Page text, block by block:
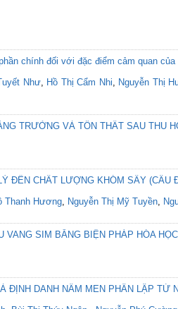
chính đối với đặc điểm cảm quan
Như, Hồ Thị Cẩm Nhi, Nguyễn Thị
TRƯỞNG VÀ TỔN THẤT SAU THU
ĐẾN CHẤT LƯỢNG KHÓM SẤY (CẦU
Thanh Hương, Nguyễn Thị Mỹ Tuyền,
SIM BẰNG BIỆN PHÁP HÓA
ĐỊNH DANH NẤM MEN PHÂN LẬP TỪ